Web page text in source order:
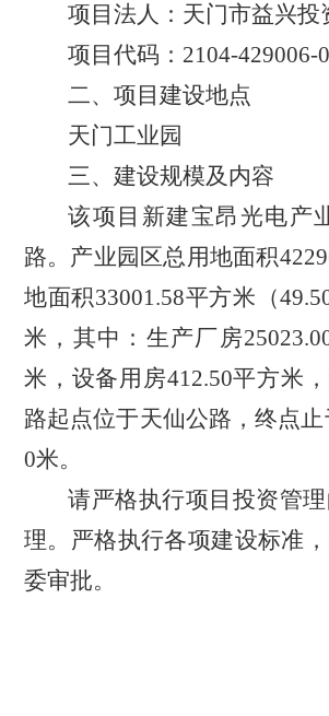
项目法人：天门市益兴投
项目代码：2104-429006-
二、项目建设地点
天门工业园
三、建设规模及内容
该项目新建宝昂光电产
路。产业园区总用地面积
地面积33001.58平方米（
米，其中：生产厂房
米，设备用房412.50平方米
路起点位于天仙公路，终点
0米。
请严格执行项目投资管
理。严格执行各项建设标准
委审批。